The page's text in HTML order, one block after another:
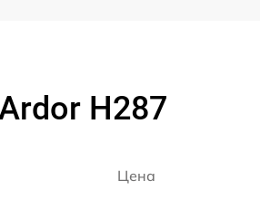
H287
Цена